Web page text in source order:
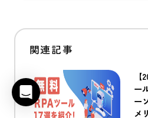
ー
ー
メ